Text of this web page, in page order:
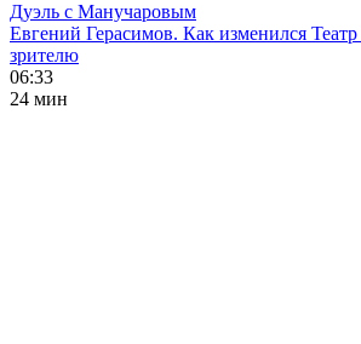
Дуэль с Манучаровым
Евгений Герасимов. Как изменился
зрителю
06:33
24 мин